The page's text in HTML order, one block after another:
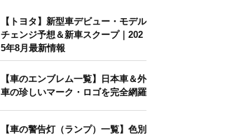
【トヨタ】新型車デビュー・モデル
チェンジ予想＆新車スクープ｜202
5年8月最新情報
【車のエンブレム一覧】日本車＆外
車の珍しいマーク・ロゴを完全網羅
【車の警告灯（ランプ）一覧】色別